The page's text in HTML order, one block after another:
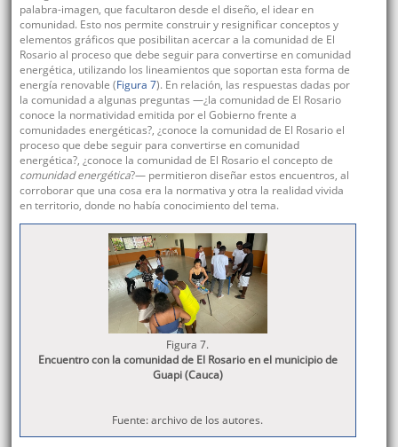
palabra-imagen, que facultaron desde el diseño, el idear en
comunidad. Esto nos permite construir y resignificar conceptos y
elementos gráficos que posibilitan acercar a la comunidad de El
Rosario al proceso que debe seguir para convertirse en comunidad
energética, utilizando los lineamientos que soportan esta forma de
energía renovable (Figura 7). En relación, las respuestas dadas por
la comunidad a algunas preguntas —¿la comunidad de El Rosario
conoce la normatividad emitida por el Gobierno frente a
comunidades energéticas?, ¿conoce la comunidad de El Rosario el
proceso que debe seguir para convertirse en comunidad
energética?, ¿conoce la comunidad de El Rosario el concepto de
comunidad energética?— permitieron diseñar estos encuentros, al
corroborar que una cosa era la normativa y otra la realidad vivida
en territorio, donde no había conocimiento del tema.
Figura 7.
Encuentro con la comunidad de El Rosario en el municipio de
Guapi (Cauca)
Fuente: archivo de los autores.